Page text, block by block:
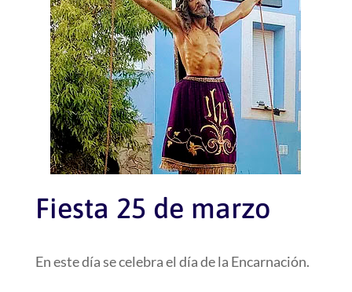
Fiesta 25 de marzo
En este día se celebra el día de la Encarnación.